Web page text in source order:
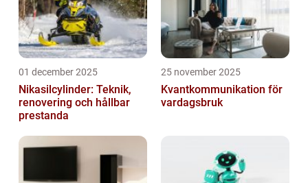
01 december 2025
Nikasilcylinder: Teknik,
renovering och hållbar
prestanda
25 november 2025
Kvantkommunikation för
vardagsbruk